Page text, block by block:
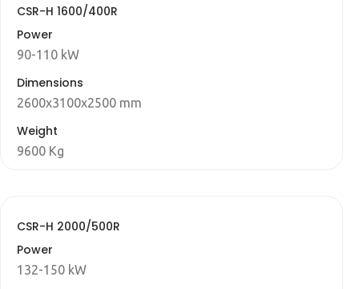
CSR-H 1600/400R
Power
90-110 kW
Dimensions
2600x3100x2500 mm
Weight
9600 Kg
CSR-H 2000/500R
Power
132-150 kW